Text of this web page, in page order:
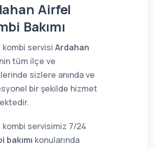
Airfel
Bakımı
kombi servisi Ardahan
tüm ilçe ve
sizlere anında ve
bir şekilde hizmet
kombi servisimiz 7/24
bakımı konularında